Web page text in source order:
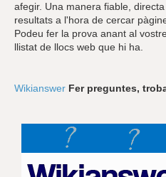
afegir. Una manera fiable,
resultats a l'hora de cercar
Podeu fer la prova anant al
llistat de llocs web que hi ha.
Wikianswer Fer preguntes,